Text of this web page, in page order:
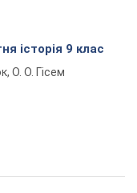
історія 9 клас
О. О. Гісем